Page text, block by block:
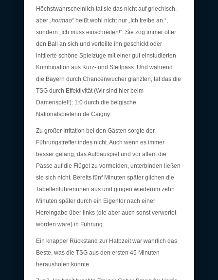
Höchstwahrscheinlich tat sie das nicht auf griechisch,
aber „hormao“heißt wohl nicht nur „Ich treibe an.“,
sondern „Ich muss einschreiten!“. Sie zog immer öfter
den Ball an sich und verteilte ihn geschickt oder
initiierte schöne Spielzüge mit einer gut einstudierten
Kombination aus Kurz- und Steilpass. Und während
die Bayern durch Chancenwucher glänzten, tat das die
TSG durch Effektivität (Wir sind hier beim
Damenspiel!): 1:0 durch die belgische
Nationalspielerin de Caigny.
Zu großer Irritation bei den Gästen sorgte der
Führungstreffer indes nicht. Auch wenn es immer
besser gelang, das Aufbauspiel und vor allem die
Pässe auf die Flügel zu vermeiden, unterbinden ließen
sie sich nicht. Bereits fünf Minuten später glichen die
Tabellenführerinnen aus und gingen wiederum zehn
Minuten später durch ein Eigentor nach einer
Hereingabe über links (die aber auch sonst verwertet
worden wäre) in Führung.
Ein knapper Rückstand zur Halbzeit war wahrlich das
Beste, was die TSG aus den ersten 45 Minuten
herausholen konnte.